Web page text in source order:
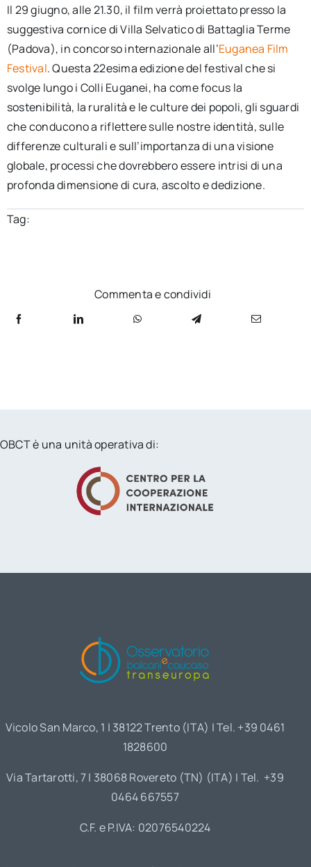
Il 29 giugno, alle 21.30, il film verrà proiettato presso la
suggestiva cornice di Villa Selvatico di Battaglia Terme
(Padova), in concorso internazionale all’Euganea Film
Festival. Questa 22esima edizione del festival che si
svolge lungo i Colli Euganei, ha come focus la
sostenibilità, la ruralità e le culture dei popoli, gli sguardi
che conducono a riflettere sulle nostre identità, sulle
differenze culturali e sull’importanza di una visione
globale, processi che dovrebbero essere intrisi di una
profonda dimensione di cura, ascolto e dedizione.
Tag:
Commenta e condividi
OBCT è una unità operativa di:
Vicolo San Marco, 1 | 38122 Trento (ITA) | Tel. +39 0461
1828600
Via Tartarotti, 7 | 38068 Rovereto (TN) (ITA) | Tel. +39
0464 667557
C.F. e P.IVA: 02076540224